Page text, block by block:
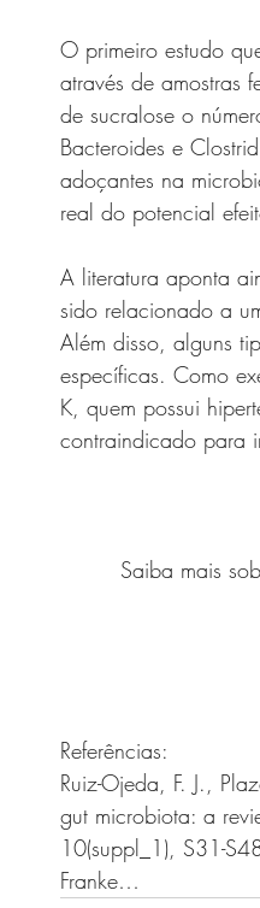
O primeiro estudo
através de amostras
de sucralose o
Bacteroides e
adoçantes na
real do potencial
A literatura aponta
sido relacionado a
Além disso, alguns
específicas. Como
K, quem possui
contraindicado para
Saiba mais
Referências:
Ruiz-Ojeda, F. J.,
gut microbiota: a
10(suppl_1), S31-
Franke…